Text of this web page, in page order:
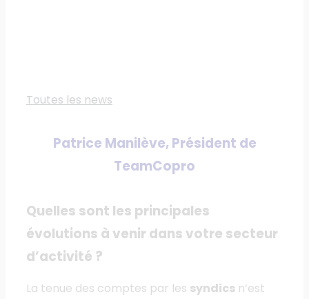
Toutes les news
Patrice Manilève, Président de
TeamCopro
Quelles sont les principales
évolutions à venir dans votre secteur
d’activité ?
La tenue des comptes par les syndicsn’est